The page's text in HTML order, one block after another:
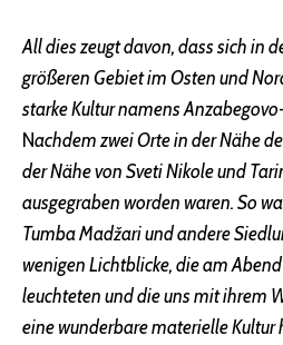
All dies zeugt davon, dass sich in
größeren Gebiet im Osten und
starke Kultur namens
Nachdem zwei Orte in der Nähe
der Nähe von Sveti Nikole und
ausgegraben worden waren. So
Tumba Madžari und andere
wenigen Lichtblicke, die am
leuchteten und die uns mit ihrem
eine wunderbare materielle Kultur